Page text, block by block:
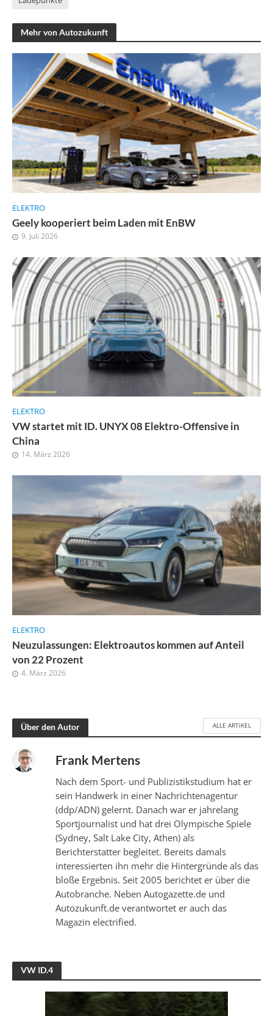
Mehr von Autozukunft
ELEKTRO
Geely kooperiert beim Laden mit EnBW
9. Juli 2026
ELEKTRO
VW startet mit ID. UNYX 08 Elektro-Offensive in
China
14. März 2026
ELEKTRO
Neuzulassungen: Elektroautos kommen auf Anteil
von 22 Prozent
4. März 2026
Über den Autor ALLE ARTIKEL
Frank Mertens
Nach dem Sport- und Publizistikstudium hat er
sein Handwerk in einer Nachrichtenagentur
(ddp/ADN) gelernt. Danach war er jahrelang
Sportjournalist und hat drei Olympische Spiele
(Sydney, Salt Lake City, Athen) als
Berichterstatter begleitet. Bereits damals
interessierten ihn mehr die Hintergründe als das
bloße Ergebnis. Seit 2005 berichtet er über die
Autobranche. Neben Autogazette.de und
Autozukunft.de verantwortet er auch das
Magazin electrified.
VW ID.4